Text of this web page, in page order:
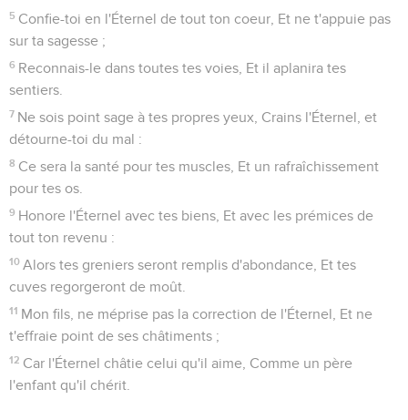
5 Confie-toi en l'Éternel de tout ton coeur, Et ne t'appuie pas
sur ta sagesse ;
6 Reconnais-le dans toutes tes voies, Et il aplanira tes
sentiers.
7 Ne sois point sage à tes propres yeux, Crains l'Éternel, et
détourne-toi du mal :
8 Ce sera la santé pour tes muscles, Et un rafraîchissement
pour tes os.
9 Honore l'Éternel avec tes biens, Et avec les prémices de
tout ton revenu :
10 Alors tes greniers seront remplis d'abondance, Et tes
cuves regorgeront de moût.
11 Mon fils, ne méprise pas la correction de l'Éternel, Et ne
t'effraie point de ses châtiments ;
12 Car l'Éternel châtie celui qu'il aime, Comme un père
l'enfant qu'il chérit.